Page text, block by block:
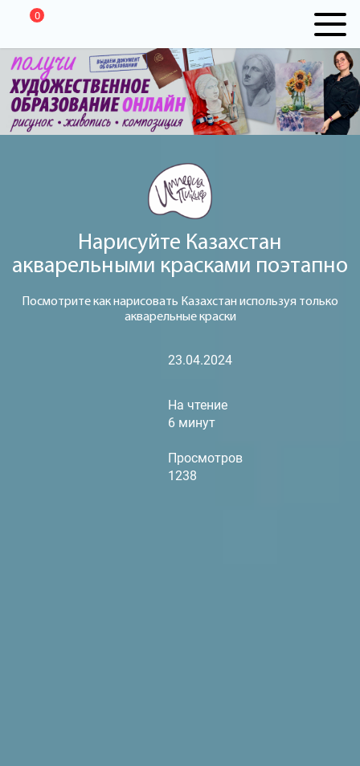
0
Нарисуйте Казахстан
акварельными красками поэтапно
Посмотрите как нарисовать Казахстан используя только
акварельные краски
23.04.2024
На чтение
6 минут
Просмотров
1238